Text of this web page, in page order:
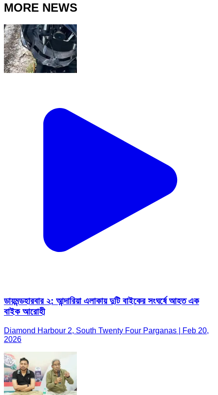
MORE NEWS
ডায়মন্ডহারবার ২: আন্দারিয়া এলাকায় দুটি বাইকের সংঘর্ষে আহত এক
বাইক আরোহী
Diamond Harbour 2, South Twenty Four Parganas | Feb 20,
2026